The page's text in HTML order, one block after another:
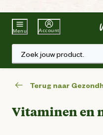
Beste
Menu Account
Zoek jouw product.
Terug naar
Vitaminen en